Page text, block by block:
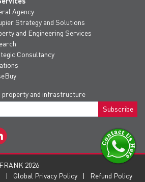
Agency
Strategy and Solutions
and Engineering Services
Consultancy
property and infrastructure
Subscribe
2026
Global Privacy Policy Refund Policy